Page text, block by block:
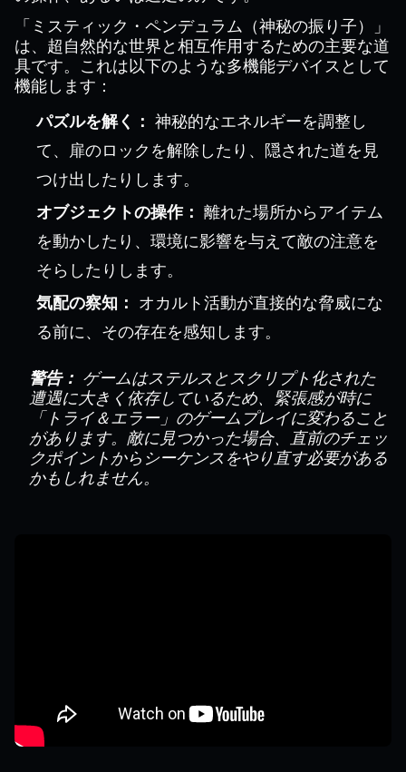
「ミスティック・ペンデュラム（神秘の振り子）」
は、超自然的な世界と相互作用するための主要な道
具です。これは以下のような多機能デバイスとして
機能します：
パズルを解く： 神秘的なエネルギーを調整し
て、扉のロックを解除したり、隠された道を見
つけ出したりします。
オブジェクトの操作： 離れた場所からアイテム
を動かしたり、環境に影響を与えて敵の注意を
そらしたりします。
気配の察知： オカルト活動が直接的な脅威にな
る前に、その存在を感知します。
警告： ゲームはステルスとスクリプト化された
遭遇に大きく依存しているため、緊張感が時に
「トライ＆エラー」のゲームプレイに変わること
があります。敵に見つかった場合、直前のチェッ
クポイントからシーケンスをやり直す必要がある
かもしれません。